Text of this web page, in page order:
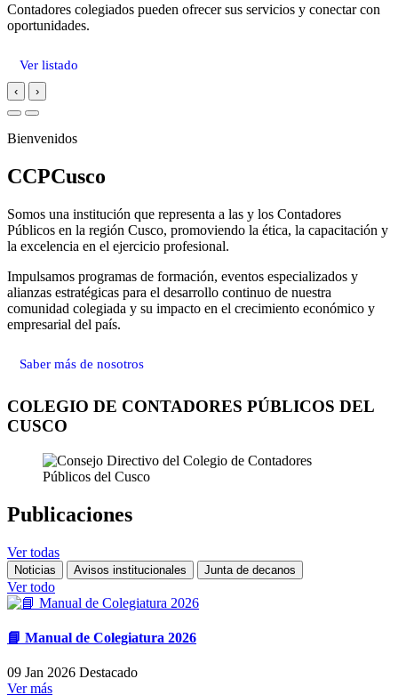
Contadores colegiados pueden ofrecer sus servicios y conectar con
oportunidades.
Ver listado
‹ ›
Bienvenidos
CCPCusco
Somos una institución que representa a las y los Contadores
Públicos en la región Cusco, promoviendo la ética, la capacitación y
la excelencia en el ejercicio profesional.
Impulsamos programas de formación, eventos especializados y
alianzas estratégicas para el desarrollo continuo de nuestra
comunidad colegiada y su impacto en el crecimiento económico y
empresarial del país.
Saber más de nosotros
COLEGIO DE CONTADORES PÚBLICOS DEL
CUSCO
Publicaciones
Ver todas
Noticias Avisos institucionales Junta de decanos
Ver todo
📘 Manual de Colegiatura 2026
09 Jan 2026 Destacado
Ver más